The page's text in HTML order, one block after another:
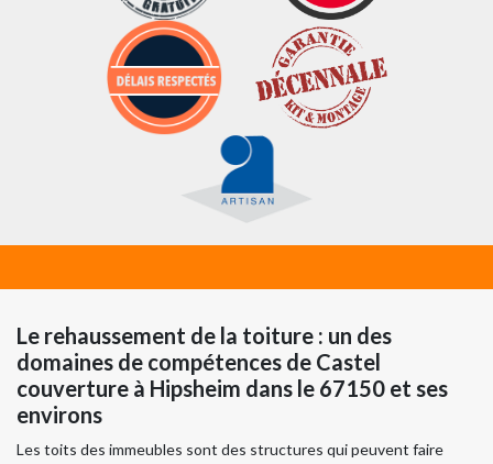
Le rehaussement de la toiture : un des
domaines de compétences de Castel
couverture à Hipsheim dans le 67150 et ses
environs
Les toits des immeubles sont des structures qui peuvent faire